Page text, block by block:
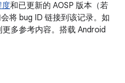
度和已更新的 AOSP 版本（若
将 bug ID 链接到该记录。如
多参考内容。搭载 Android